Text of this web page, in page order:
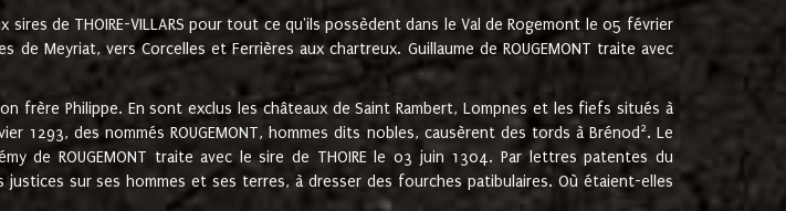
sires de THOIRE-VILLARS pour tout ce qu'ils possèdent dans le Val de Rogemont le 05 février
de Meyriat, vers Corcelles et Ferrières aux chartreux. Guillaume de ROUGEMONT traite avec
frère Philippe. En sont exclus les châteaux de Saint Rambert, Lompnes et les fiefs situés à
1293, des nommés ROUGEMONT, hommes dits nobles, causèrent des tords à Brénod 2. Le
de ROUGEMONT traite avec le sire de THOIRE le 03 juin 1304. Par lettres patentes du
justices sur ses hommes et ses terres, à dresser des fourches patibulaires. Où étaient-elles